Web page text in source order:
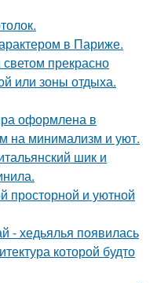
в Париже.
прекрасно
или зоны отдыха.
оформлена в
на минимализм и уют.
шик и
просторной и уютной
- хедьялья появилась
которой будто